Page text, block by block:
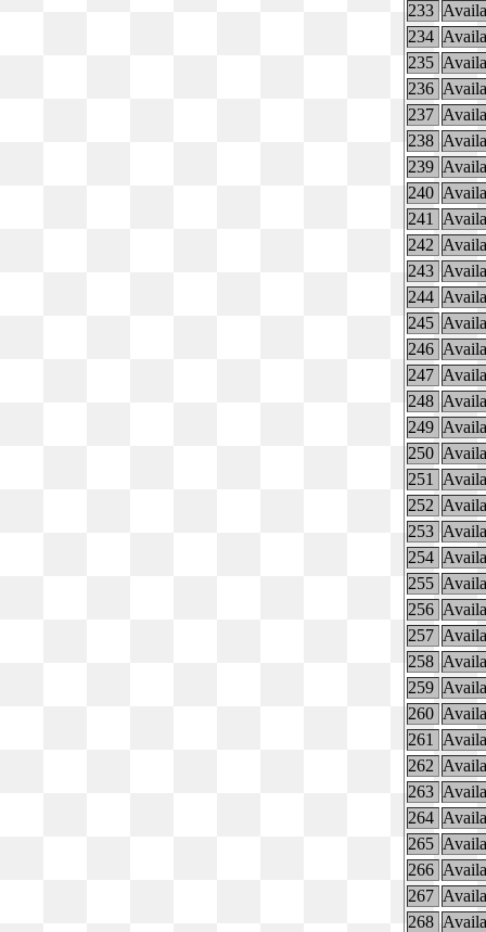
233
234
235
236
237
238
239
240
241
242
243
244
245
246
247
248
249
250
251
252
253
254
255
256
257
258
259
260
261
262
263
264
265
266
267
268